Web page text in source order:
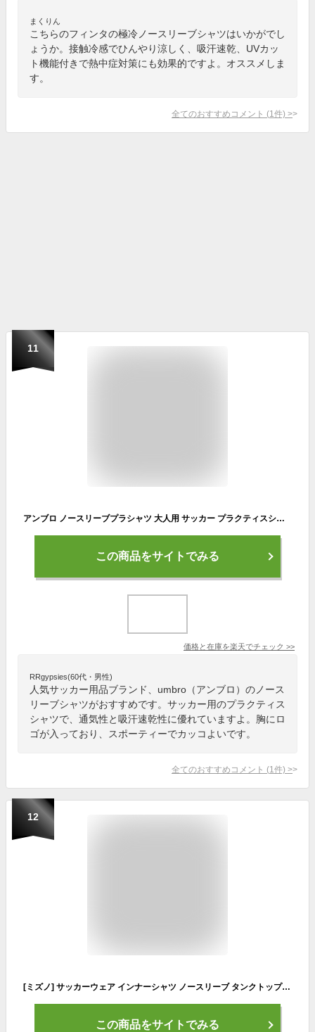
まくりん
こちらのフィンタの極冷ノースリーブシャツはいかがでし
ょうか。接触冷感でひんやり涼しく、吸汗速乾、UVカッ
ト機能付きで熱中症対策にも効果的ですよ。オススメしま
す。
全てのおすすめコメント (1 件) >
11
アンブロ ノースリーブプラシャツ 大人用 サッカー プラクティスシャツ 袖なし umbro UUUXJA66
この商品をサイトでみる
価格と在庫を楽天でチェック >>
RRgypsies(60代・男性)
人気サッカー用品ブランド、umbro（アンブロ）のノース
リーブシャツがおすすめです。サッカー用のプラクティス
シャツで、通気性と吸汗速乾性に優れていますよ。胸にロ
ゴが入っており、スポーティーでカッコよいです。
全てのおすすめコメント (1 件) >
12
[ミズノ] サッカーウェア インナーシャツ ノースリーブ タンクトップ スポーツ 吸汗速乾 P2MAC050 ブラック
この商品をサイトでみる